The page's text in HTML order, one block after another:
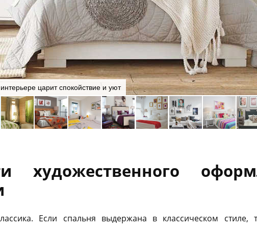
царит спокойствие и уют
художественного
Если спальня выдержана в классическом стиле,